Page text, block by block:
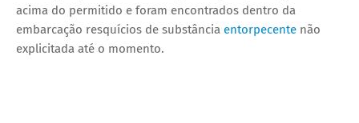
acima do permitido e foram encontrados dentro da
embarcação resquícios de substância entorpecente não
explicitada até o momento.